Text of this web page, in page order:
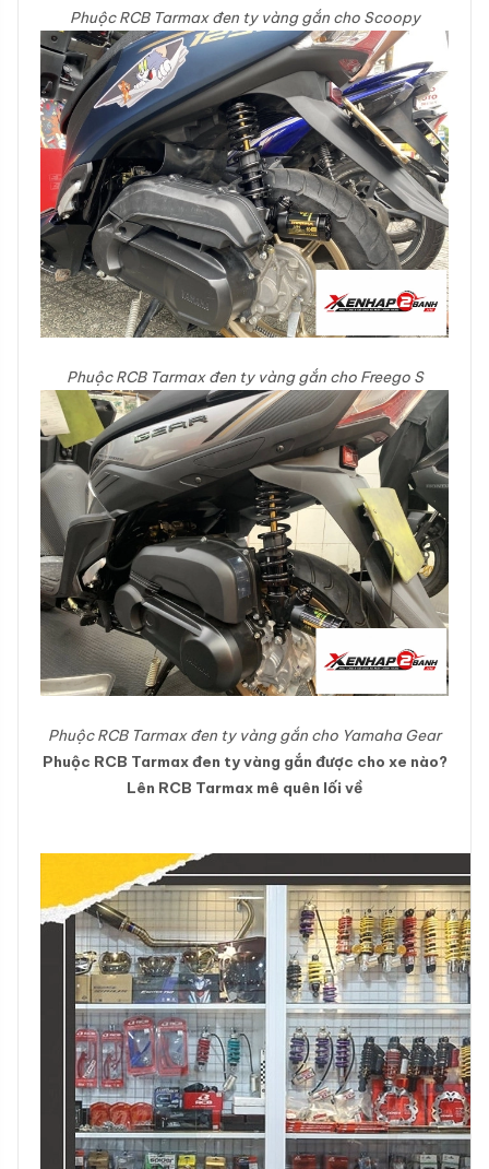
Phuộc RCB Tarmax đen ty vàng gắn cho Scoopy
Phuộc RCB Tarmax đen ty vàng gắn cho Freego S
Phuộc RCB Tarmax đen ty vàng gắn cho Yamaha Gear
Phuộc RCB Tarmax đen ty vàng gắn được cho xe nào?
Lên RCB Tarmax mê quên lối về